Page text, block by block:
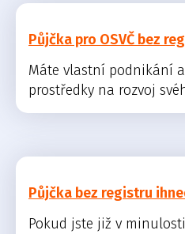
Půjčka pro OSVČ bez
Máte vlastní podnikání
prostředky na rozvoj
Půjčka bez registru
Pokud jste již v